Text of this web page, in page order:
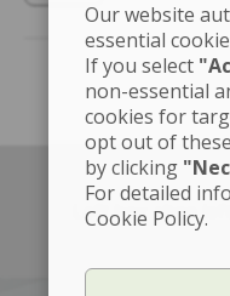
Left box align left
Our website
essential
If you select
non-essential
cookies for
opt out of
by clicking
For detailed
Cookie Policy.